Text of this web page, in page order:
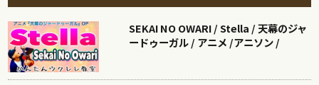
SEKAI NO OWARI / Stella / 天幕のジャ
ードゥーガル / アニメ /アニソン /